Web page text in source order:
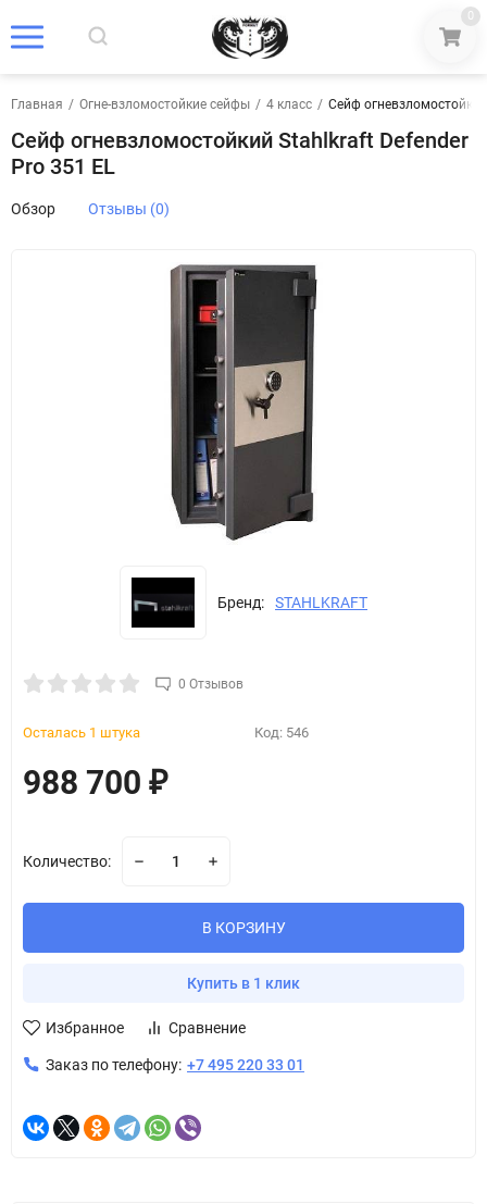
0
Главная / Огне-взломостойкие сейфы / 4 класс / Сейф
Сейф огневзломостойкий Stahlkraft Defender
Pro 351 EL
Обзор Отзывы (0)
Бренд: STAHLKRAFT
0 Отзывов
Осталась 1 штука Код: 546
988 700 ₽
Количество:
В КОРЗИНУ
Купить в 1 клик
Избранное Сравнение
Заказ по телефону: +7 495 220 33 01